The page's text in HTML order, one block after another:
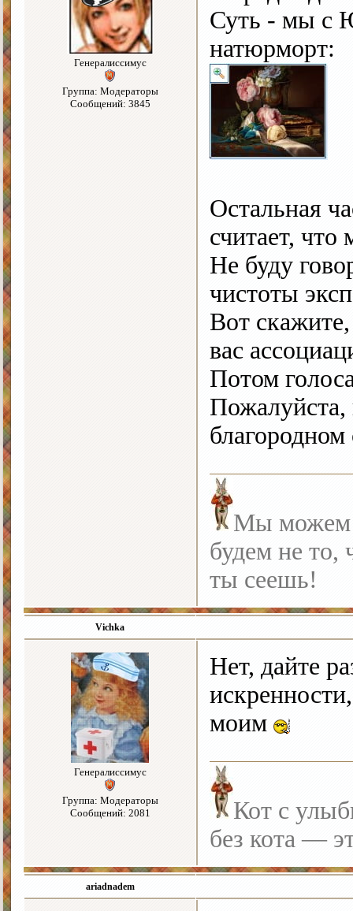
Генералиссимус
Группа: Модераторы
Сообщений: 3845
Суть - мы с
натюрморт:
Остальная
считает,
Не буду
чистоты
Вот
вас
Потом
Пожалуйста,
благородном
Мы можем
будем не то,
ты сеешь!
Vichka
Генералиссимус
Группа: Модераторы
Сообщений: 2081
Нет, дайте
моим
Кот с
без кота —
ariadnadem